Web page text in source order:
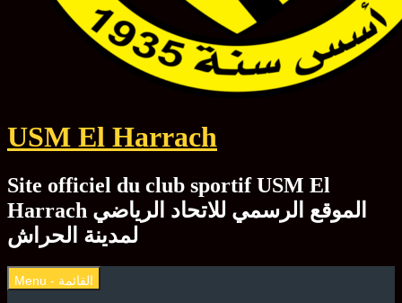
USM El Harrach
Site officiel du club sportif USM El
Harrach الموقع الرسمي للاتحاد الرياضي
لمدينة الحراش